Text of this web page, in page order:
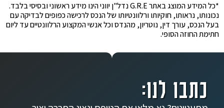
*כל המידע המוצג באתר G.R.E נדל"ן יווני הינו מידע ראשוני ובסיסי בלבד.
נכונותו, נראותו, חוקיותו ורלוונטיותו של הנכס לרכישה כפופים לבדיקה עם
בעל הנכס, עורך דין, נוטריון, מהנדס וכל אנשי המקצוע הרלוונטיים עד ליום
חתימת החוזה הסופי.
כתבו לנו: